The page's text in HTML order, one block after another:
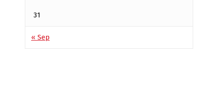
31
« Sep